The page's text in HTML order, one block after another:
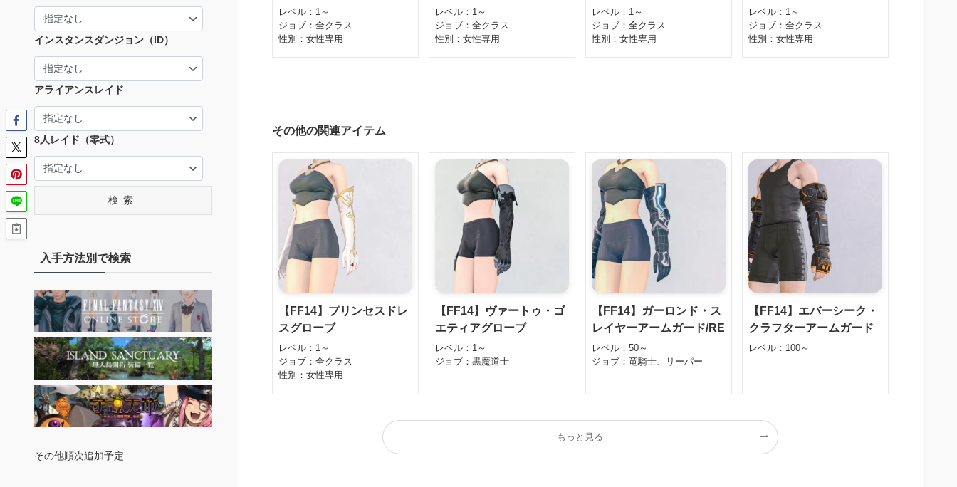
レベル：1～
ジョブ：全クラス
性別：女性専用
レベル：1～
ジョブ：全クラス
性別：女性専用
レベル：1～
ジョブ：全クラス
性別：女性専用
レベル：1～
ジョブ：全クラス
性別：女性専用
その他の関連アイテム
【FF14】プリンセスドレ
スグローブ
レベル：1～
ジョブ：全クラス
性別：女性専用
【FF14】ヴァートゥ・ゴ
エティアグローブ
レベル：1～
ジョブ：黒魔道士
【FF14】ガーロンド・ス
レイヤーアームガード/RE
レベル：50～
ジョブ：竜騎士、リーパー
【FF14】エバーシーク・
クラフターアームガード
レベル：100～
もっと見る
インスタンスダンジョン（ID）
アライアンスレイド
8人レイド（零式）
検索
入手方法別で検索
その他順次追加予定...